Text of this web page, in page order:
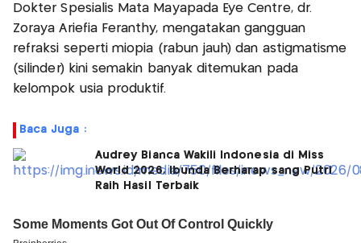
Dokter Spesialis Mata Mayapada Eye Centre, dr.
Zoraya Ariefia Feranthy, mengatakan gangguan
refraksi seperti miopia (rabun jauh) dan astigmatisme
(silinder) kini semakin banyak ditemukan pada
kelompok usia produktif.
Baca Juga :
Audrey Bianca Wakili Indonesia di Miss
World 2026, Ibunda Berharap sang Putri
Raih Hasil Terbaik